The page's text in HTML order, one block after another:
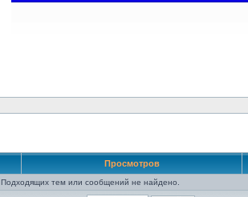
Просмотров
Подходящих тем или сообщений не найдено.